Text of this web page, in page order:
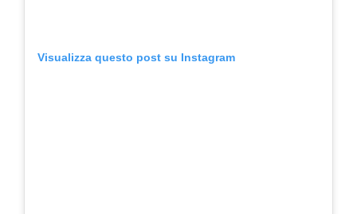
Visualizza questo post su Instagram